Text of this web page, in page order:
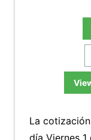
La
día Viernes